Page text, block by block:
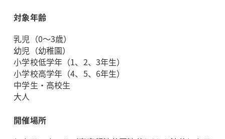
対象年齢
乳児（0～3歳）
幼児（幼稚園）
小学校低学年（1、2、3年生）
小学校高学年（4、5、6年生）
中学生・高校生
大人
開催場所